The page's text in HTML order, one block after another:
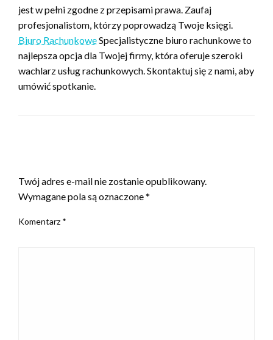
jest w pełni zgodne z przepisami prawa. Zaufaj
profesjonalistom, którzy poprowadzą Twoje księgi.
Biuro RachunkoweSpecjalistyczne biuro rachunkowe to
najlepsza opcja dla Twojej firmy, która oferuje szeroki
wachlarz usług rachunkowych. Skontaktuj się z nami, aby
umówić spotkanie.
Twój adres e-mail nie zostanie opublikowany.
Wymagane pola są oznaczone*
Komentarz *